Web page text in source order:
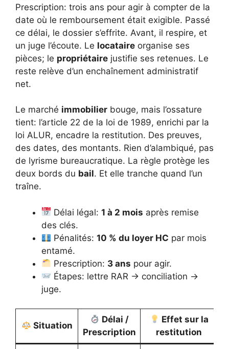
Prescription: trois ans pour agir à compter de la
date où le remboursement était exigible. Passé
ce délai, le dossier s’effrite. Avant, il respire, et
un juge l’écoute. Le locataire organise ses
pièces; le propriétaire justifie ses retenues. Le
reste relève d’un enchaînement administratif
net.
Le marché immobilier bouge, mais l’ossature
tient: l’article 22 de la loi de 1989, enrichi par la
loi ALUR, encadre la restitution. Des preuves,
des dates, des montants. Rien d’alambiqué, pas
de lyrisme bureaucratique. La règle protège les
deux bords du bail. Et elle tranche quand l’un
traîne.
Délai légal:1 à 2 mois après remise
des clés.
Pénalités:10 % du loyer HC par mois
entamé.
Prescription: 3 ans pour agir.
Étapes: lettre RAR → conciliation →
juge.
Situation
Délai /
Prescription
Effet sur la
restitution